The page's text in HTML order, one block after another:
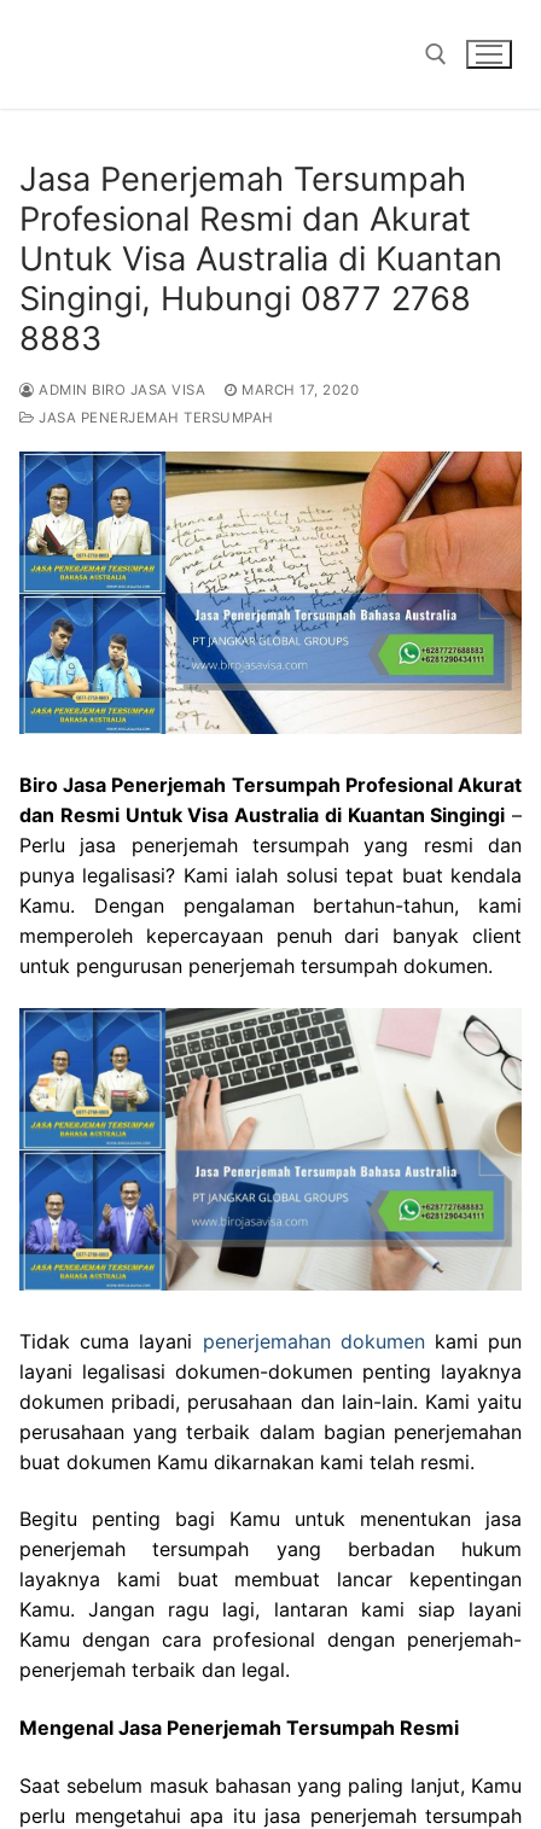
Jasa Penerjemah Tersumpah
Profesional Resmi dan Akurat
Untuk Visa Australia di Kuantan
Singingi, Hubungi 0877 2768
8883
ADMIN BIRO JASA VISA
MARCH 17, 2020
JASA PENERJEMAH TERSUMPAH
Biro Jasa Penerjemah Tersumpah Profesional Akurat
dan Resmi Untuk Visa Australia di Kuantan Singingi –
Perlu jasa penerjemah tersumpah yang resmi dan
punya legalisasi? Kami ialah solusi tepat buat kendala
Kamu. Dengan pengalaman bertahun-tahun, kami
memperoleh kepercayaan penuh dari banyak client
untuk pengurusan penerjemah tersumpah dokumen.
Tidak cuma layani penerjemahan dokumenkami pun
layani legalisasi dokumen-dokumen penting layaknya
dokumen pribadi, perusahaan dan lain-lain. Kami yaitu
perusahaan yang terbaik dalam bagian penerjemahan
buat dokumen Kamu dikarnakan kami telah resmi.
Begitu penting bagi Kamu untuk menentukan jasa
penerjemah tersumpah yang berbadan hukum
layaknya kami buat membuat lancar kepentingan
Kamu. Jangan ragu lagi, lantaran kami siap layani
Kamu dengan cara profesional dengan penerjemah-
penerjemah terbaik dan legal.
Mengenal Jasa Penerjemah Tersumpah Resmi
Saat sebelum masuk bahasan yang paling lanjut, Kamu
perlu mengetahui apa itu jasa penerjemah tersumpah